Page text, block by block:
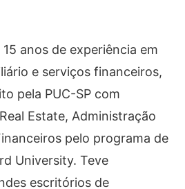
anos de experiência em
e serviços financeiros,
pela PUC-SP com
Estate, Administração
pelo programa de
University. Teve
escritórios de